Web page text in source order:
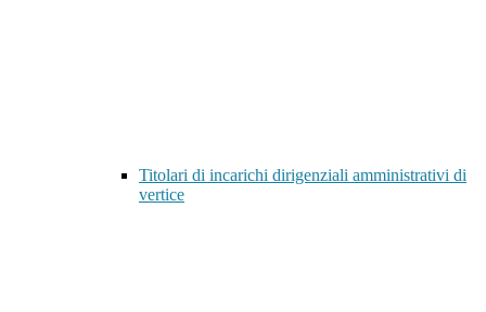
Titolari di incarichi dirigenziali amministrativi di
vertice